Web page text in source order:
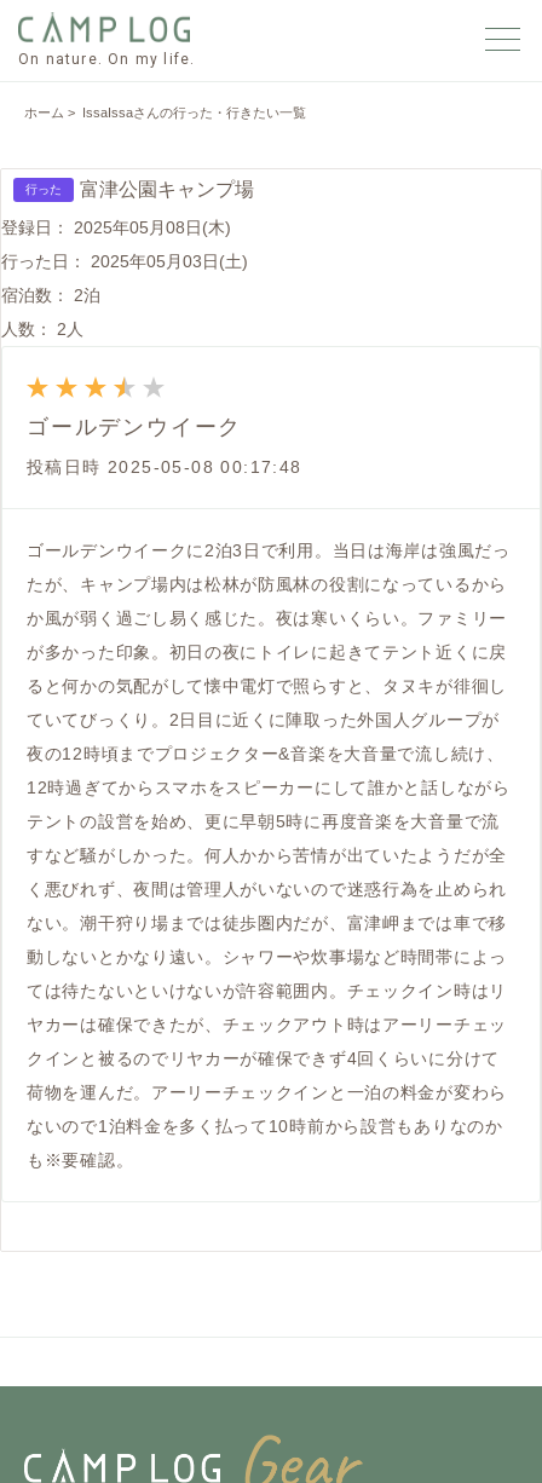
On nature. On my life.
ホーム > IssaIssaさんの行った・行きたい一覧
行った 富津公園キャンプ場
登録日：
2025年05月08日(木)
行った日：
2025年05月03日(土)
宿泊数：
2泊
人数：
2人
ゴールデンウイーク
投稿日時 2025-05-08 00:17:48
ゴールデンウイークに2泊3日で利用。当日は海岸は強風だっ
たが、キャンプ場内は松林が防風林の役割になっているから
か風が弱く過ごし易く感じた。夜は寒いくらい。ファミリー
が多かった印象。初日の夜にトイレに起きてテント近くに戻
ると何かの気配がして懐中電灯で照らすと、タヌキが徘徊し
ていてびっくり。2日目に近くに陣取った外国人グループが
夜の12時頃までプロジェクター&音楽を大音量で流し続け、
12時過ぎてからスマホをスピーカーにして誰かと話しながら
テントの設営を始め、更に早朝5時に再度音楽を大音量で流
すなど騒がしかった。何人かから苦情が出ていたようだが全
く悪びれず、夜間は管理人がいないので迷惑行為を止められ
ない。潮干狩り場までは徒歩圏内だが、富津岬までは車で移
動しないとかなり遠い。シャワーや炊事場など時間帯によっ
ては待たないといけないが許容範囲内。チェックイン時はリ
ヤカーは確保できたが、チェックアウト時はアーリーチェッ
クインと被るのでリヤカーが確保できず4回くらいに分けて
荷物を運んだ。アーリーチェックインと一泊の料金が変わら
ないので1泊料金を多く払って10時前から設営もありなのか
も※要確認。